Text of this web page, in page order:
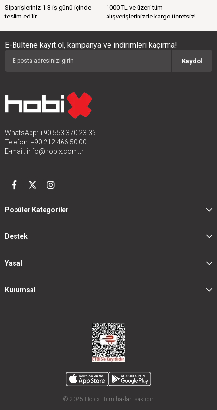
Siparişleriniz 1-3 iş günü içinde
teslim edilir.
1000 TL ve üzeri tüm
alışverişlerinizde kargo ücretsiz!
E-Bültene kayıt ol, kampanya ve indirimleri kaçırma!
Kaydol
WhatsApp: +90 553 370 23 36
Telefon: +90 212 466 50 00
E-mail: info@hobix.com.tr
Popüler Kategoriler
Destek
Yasal
Kurumsal
© 2025 Hobix. Tüm hakları saklıdır.